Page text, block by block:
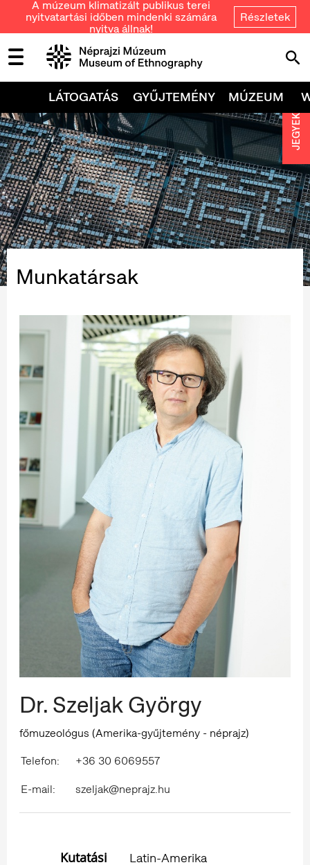
A múzeum klimatizált publikus terei
nyitvatartási időben mindenki számára
nyitva állnak!
Részletek
LÁTOGATÁS GYŰJTEMÉNY MÚZEUM
Munkatársak
Dr. Szeljak György
főmuzeológus (Amerika-gyűjtemény - néprajz)
Telefon:
+36 30 6069557
E-mail:
szeljak@neprajz.hu
Kutatási
Latin-Amerika
JEGYEK